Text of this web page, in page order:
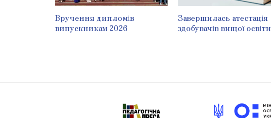
Вручення дипломів
випускникам 2026
Завершилась атестація
здобувачів вищої освіти